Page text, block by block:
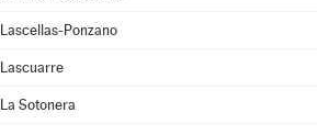
Lascellas-Ponzano
Lascuarre
La Sotonera